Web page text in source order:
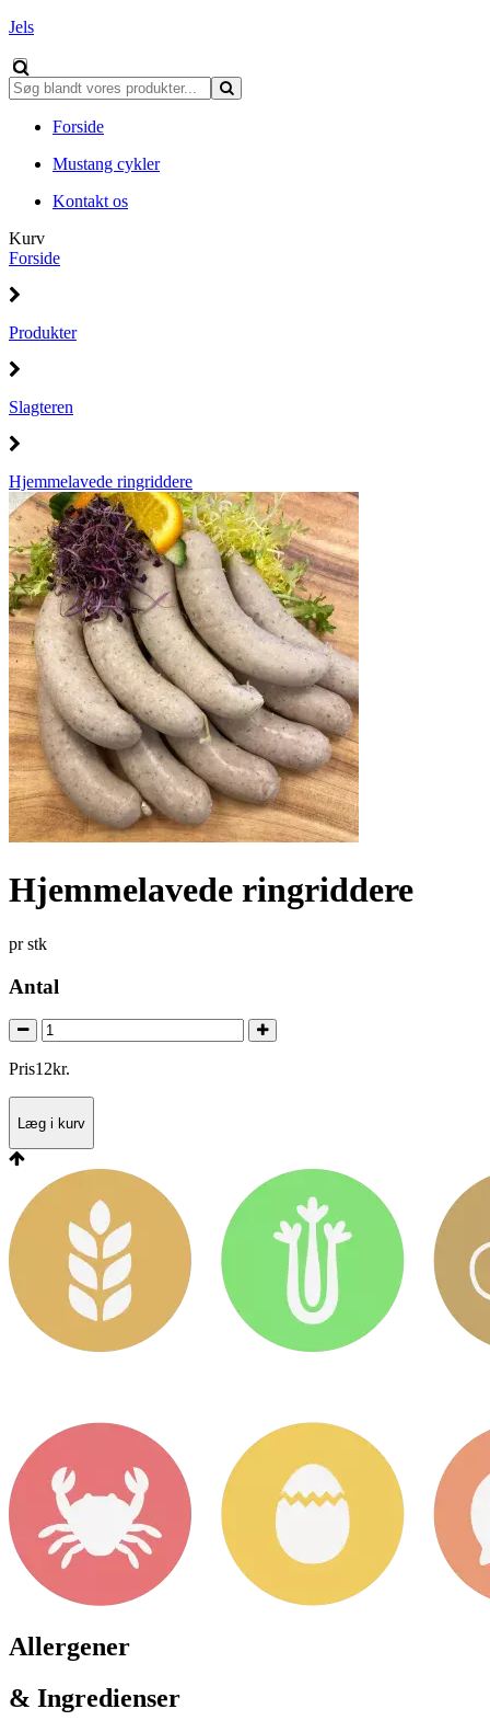
Jels
Forside
Mustang cykler
Kontakt os
Kurv
Forside
Produkter
Slagteren
Hjemmelavede ringriddere
Hjemmelavede ringriddere
pr stk
Antal
Pris12kr.
Læg i kurv
Allergener
& Ingredienser